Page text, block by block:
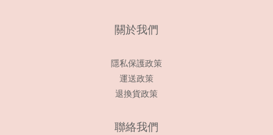
關於我們
隱私保護政策
運送政策
退換貨政策
聯絡我們